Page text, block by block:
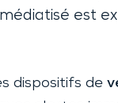
est
dispositifs de